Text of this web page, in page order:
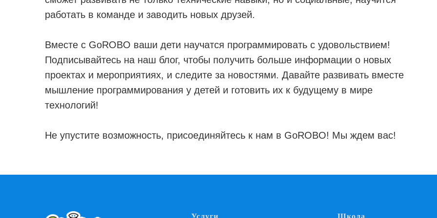
работать в команде и заводить новых друзей.
Вместе с GoROBO ваши дети научатся программировать с удовольствием!
Подписывайтесь на наш блог, чтобы получить больше информации о новых
проектах и мероприятиях, и следите за новостями. Давайте развивать вместе
мышление программирования у детей и готовить их к будущему в мире
технологий!
Не упустите возможность, присоединяйтесь к нам в GoROBO! Мы ждем вас!
Услуги Школа